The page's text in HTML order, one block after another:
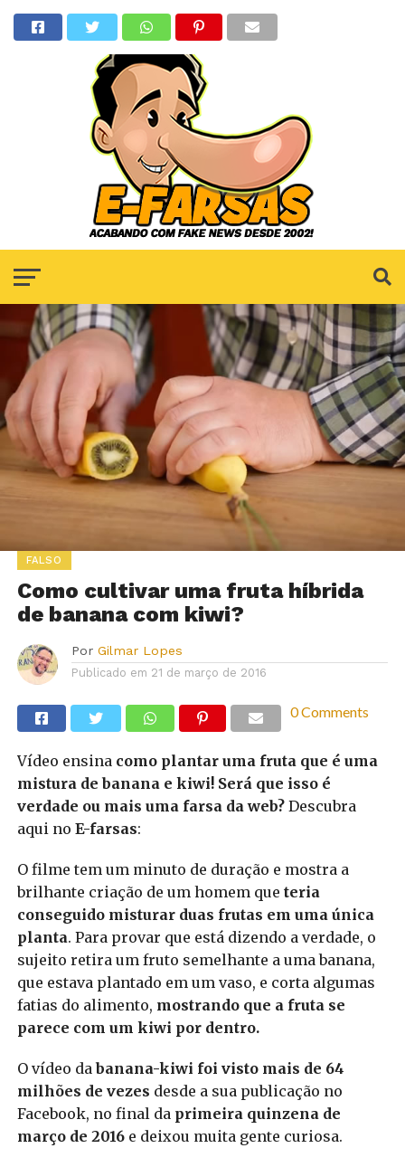
FALSO
Como cultivar uma fruta híbrida
de banana com kiwi?
Por Gilmar Lopes
Publicado em 21 de março de 2016
0 Comments
Vídeo ensina como plantar uma fruta que é uma
mistura de banana e kiwi! Será que isso é
verdade ou mais uma farsa da web?Descubra
aqui no E-farsas:
O filme tem um minuto de duração e mostra a
brilhante criação de um homem que teria
conseguido misturar duas frutas em uma única
planta. Para provar que está dizendo a verdade, o
sujeito retira um fruto semelhante a uma banana,
que estava plantado em um vaso, e corta algumas
fatias do alimento, mostrando que a fruta se
parece com um kiwi por dentro.
O vídeo dabanana-kiwi foi visto mais de 64
milhões de vezes desde a sua publicação no
Facebook, no final da primeira quinzena de
março de 2016e deixou muita gente curiosa.